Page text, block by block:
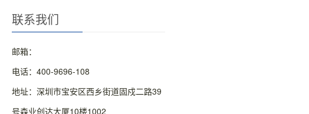
联系我们
邮箱：
电话：400-9696-108
地址：深圳市宝安区西乡街道固戍二路39
号森业创达大厦10楼1002